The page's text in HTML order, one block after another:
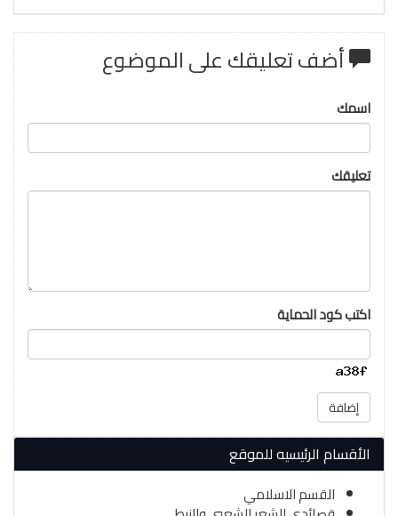
أضف تعليقك على الموضوع
اسمك
تعليقك
اكتب كود الحماية
إضافة
الأقسام الرئيسيه للموقع
القسم الاسلامي